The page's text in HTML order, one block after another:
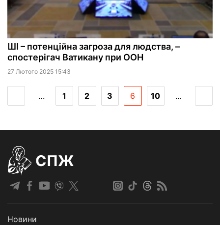
ШІ – потенційна загроза для людства, –
спостерігач Ватикану при ООН
27 Лютого 2025 15:43
... 1 2 3 6 10 ...
СПЖ
Новини